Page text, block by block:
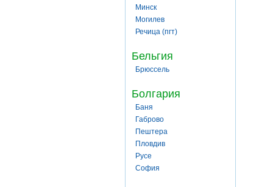
Минск
Могилев
Речица (пгт)
Бельгия
Брюссель
Болгария
Баня
Габрово
Пештера
Пловдив
Русе
София